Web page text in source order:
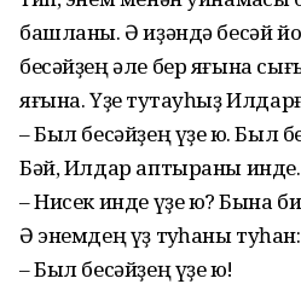
башланы. Ә иҙәндә бесәй
бесәйҙең әле бер яғына
яғына. Үҙе туҡтауһыҙ
– Был бесәйҙең үҙе юҡ. Был
Бәй, Илдар аптыраны инде.
– Нисек инде үҙе юҡ? Бына
Ә энемдең үҙ туҡһаны туҡһан:
– Был бесәйҙең үҙе юҡ!